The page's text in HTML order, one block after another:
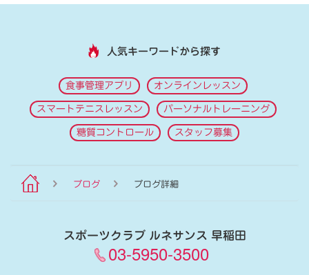
人気キーワードから探す
食事管理アプリ オンラインレッスン
スマートテニスレッスン パーソナルトレーニング
糖質コントロール スタッフ募集
ブログ ブログ詳細
スポーツクラブ ルネサンス 早稲田
03-5950-3500